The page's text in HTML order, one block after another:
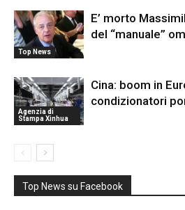
Top News
E’ morto
del “manuale”
Agenzia di
Stampa Xinhua
Cina: boom in
condizionatori
Top News su Facebook